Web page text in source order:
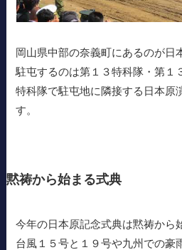
岡山県中部の奈義町にあるのが日
駐屯するのは第１３特科隊・第１
特科隊で駐屯地に隣接する日本原
す。
黙祷から始まる式典
今年の日本原記念式典は黙祷から
台風１５号と１９号や九州での豪